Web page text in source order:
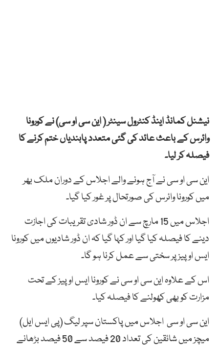
نیشنل کمانڈ اینڈ کنٹرول سینٹر ( این سی او سی) نے کورونا
وائرس کے باعث عائد کی گئی متعدد پابندیاں ختم کرنے کا
فیصلہ کر لیا۔
این سی او سی نے آج ہونے والے اجلاس کے دوران ملک بھر
میں کورونا وائرس کی صورتحال پر غور کیا گیا۔
اجلاس میں 15 مارچ سے ان ڈور شادی تقریبات کی اجازت
دینے کا فیصلہ کیا گیا اور کہا گیا کہ ان ڈور شادیوں میں کورونا
ایس او پیز پر سختی سے عمل کرنا ہو گا۔
اس کے علاوہ این سی او سی نے کورونا ایس او پیز کے تحت
مزارت کو بھی کھولنے کا فیصلہ کیا۔
این سی او سی اجلاس میں پاکستان سپر لیگ (پی ایس ایل)
میچز میں شائقین کی تعداد 20 فیصد سے 50 فیصد بڑھانے